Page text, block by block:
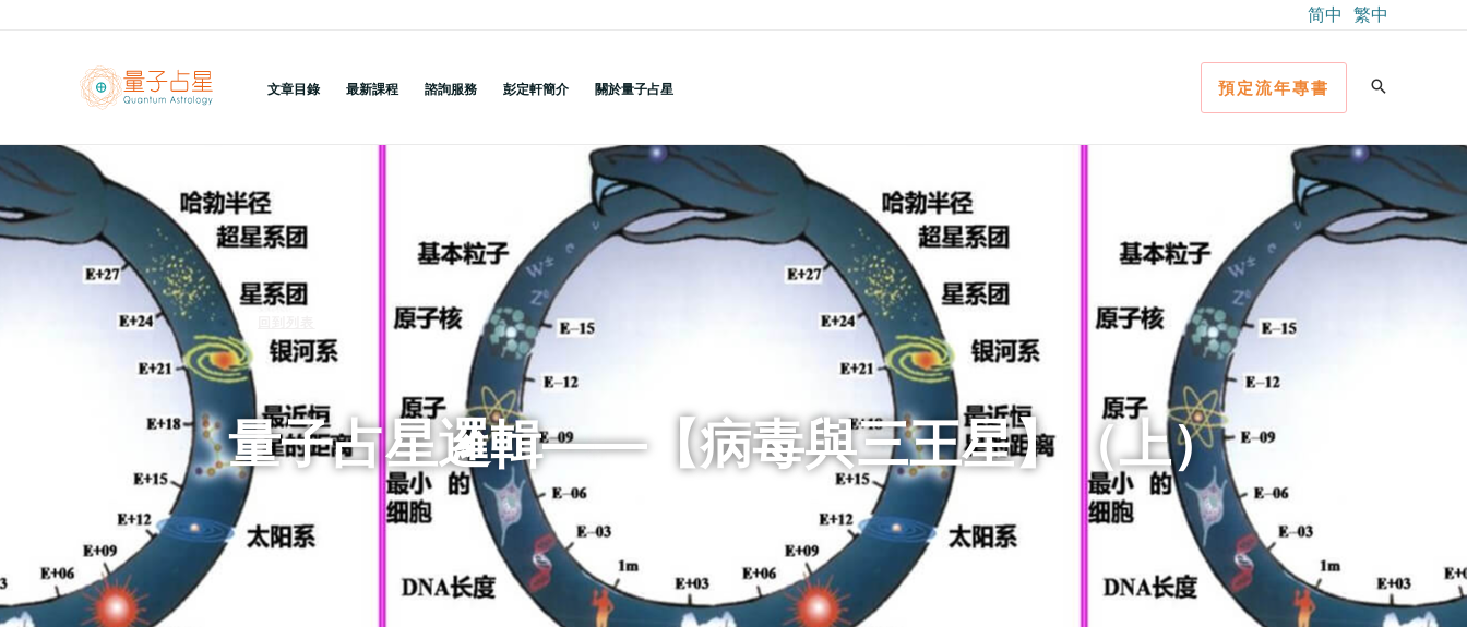
內
容
简中 繁中
文章目錄 最新課程 諮詢服務 彭定軒簡介 關於量子占星 預定流年專書
量子占星邏輯——【病毒與三王星】（上）